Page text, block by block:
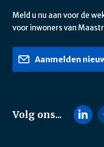
Meld u nu aan voor de
voor inwoners van
Aanmelden
Volg ons...